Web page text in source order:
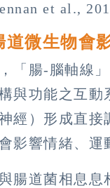
et al.,
微生物會
「腸-腦軸線
與功能之互
經）形成直
影響情緒、運
腸道菌相息